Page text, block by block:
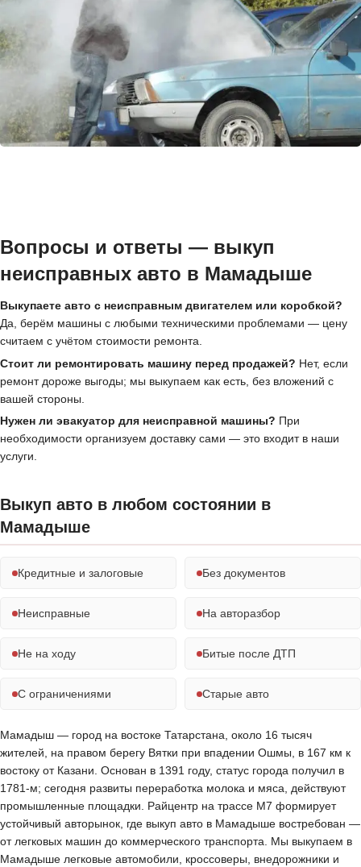
Вопросы и ответы — выкуп
неисправных авто в Мамадыше
Выкупаете авто с неисправным двигателем или коробкой?
Да, берём машины с любыми техническими проблемами — цену
считаем с учётом стоимости ремонта.
Стоит ли ремонтировать машину перед продажей? Нет, если
ремонт дороже выгоды; мы выкупаем как есть, без вложений с
вашей стороны.
Нужен ли эвакуатор для неисправной машины? При
необходимости организуем доставку сами — это входит в наши
услуги.
Выкуп авто в любом состоянии в
Мамадыше
Кредитные и залоговые Без документов
Неисправные На авторазбор
Не на ходу Битые после ДТП
С ограничениями Старые авто
Мамадыш — город на востоке Татарстана, около 16 тысяч
жителей, на правом берегу Вятки при впадении Ошмы, в 167 км к
востоку от Казани. Основан в 1391 году, статус города получил в
1781-м; сегодня развиты переработка молока и мяса, действуют
промышленные площадки. Райцентр на трассе М7 формирует
устойчивый авторынок, где выкуп авто в Мамадыше востребован —
от легковых машин до коммерческого транспорта. Мы выкупаем в
Мамадыше легковые автомобили, кроссоверы, внедорожники и